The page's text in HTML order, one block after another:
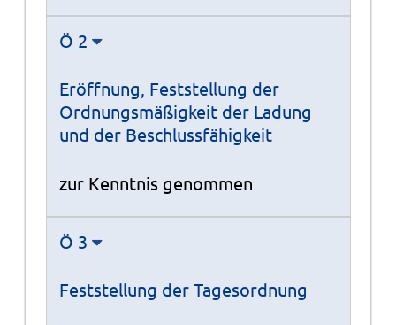
Ö 2
Eröffnung, Feststellung der
Ordnungsmäßigkeit der Ladung
und der Beschlussfähigkeit
zur Kenntnis genommen
Ö 3
Feststellung der Tagesordnung